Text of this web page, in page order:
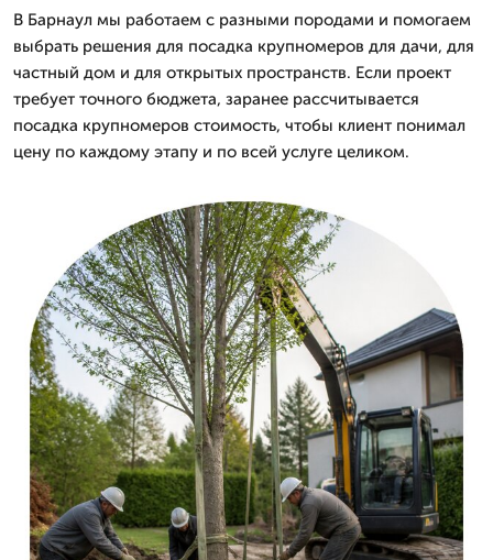
В Барнаул мы работаем с разными породами и помогаем
выбрать решения для посадка крупномеров для дачи, для
частный дом и для открытых пространств. Если проект
требует точного бюджета, заранее рассчитывается
посадка крупномеров стоимость, чтобы клиент понимал
цену по каждому этапу и по всей услуге целиком.